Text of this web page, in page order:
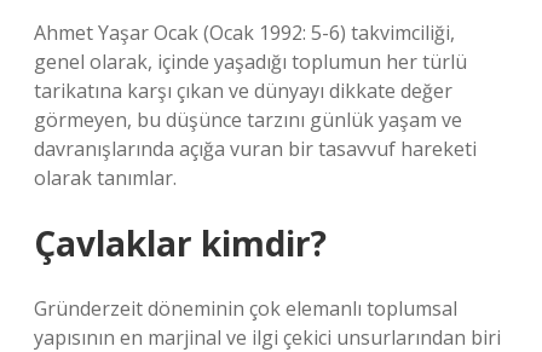
Ahmet Yaşar Ocak (Ocak 1992: 5-6) takvimciliği,
genel olarak, içinde yaşadığı toplumun her türlü
tarikatına karşı çıkan ve dünyayı dikkate değer
görmeyen, bu düşünce tarzını günlük yaşam ve
davranışlarında açığa vuran bir tasavvuf hareketi
olarak tanımlar.
Çavlaklar kimdir?
Gründerzeit döneminin çok elemanlı toplumsal
yapısının en marjinal ve ilgi çekici unsurlarından biri